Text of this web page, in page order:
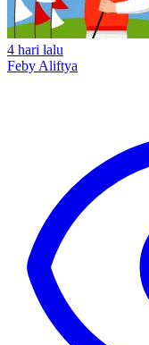
4 hari lalu
Feby Aliftya